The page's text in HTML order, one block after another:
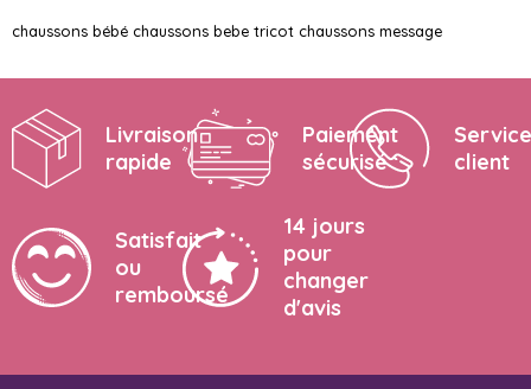
chaussons bébé chaussons bebe tricot chaussons message
Livraison
rapide
Paiement
sécurisé
client
Satisfait
ou
remboursé
14 jours
pour
changer
d'avis